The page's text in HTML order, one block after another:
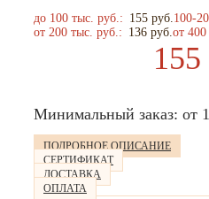
до 100 тыс. руб.: 155 руб.100-
от 200 тыс. руб.: 136 руб.от
155
Минимальный заказ: от
ПОДРОБНОЕ ОПИСАНИЕ
СЕРТИФИКАТ
ДОСТАВКА
ОПЛАТА